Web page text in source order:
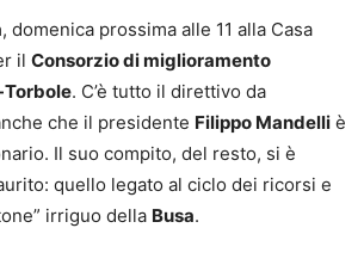
, domenica prossima alle 11 alla Casa
il Consorzio di miglioramento
. C’è tutto il direttivo da
che il presidente Filippo Mandelli è
Il suo compito, del resto, si è
quello legato al ciclo dei ricorsi e
irriguo della Busa.